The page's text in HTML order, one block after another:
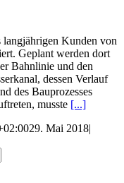
Kunden von
Geplant werden dort
Bahnlinie und den
dessen Verlauf
des Bauprozesses
musste [...]
29. Mai 2018|